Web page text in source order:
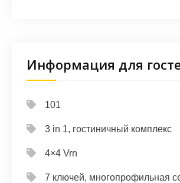
Информация для
101
3 in 1, гостиничный комплекс
4×4 Vrn
7 ключей, многопрофильная